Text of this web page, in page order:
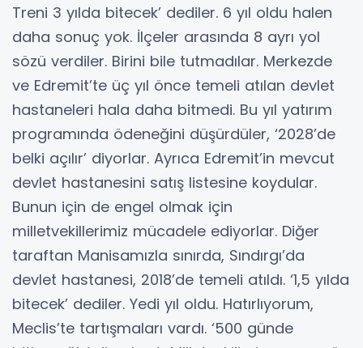
Treni 3 yılda bitecek’ dediler. 6 yıl oldu halen
daha sonuç yok. İlçeler arasında 8 ayrı yol
sözü verdiler. Birini bile tutmadılar. Merkezde
ve Edremit’te üç yıl önce temeli atılan devlet
hastaneleri hala daha bitmedi. Bu yıl yatırım
programında ödeneğini düşürdüler, ‘2028’de
belki açılır’ diyorlar. Ayrıca Edremit’in mevcut
devlet hastanesini satış listesine koydular.
Bunun için de engel olmak için
milletvekillerimiz mücadele ediyorlar. Diğer
taraftan Manisamızla sınırda, Sındırgı’da
devlet hastanesi, 2018’de temeli atıldı. ‘1,5 yılda
bitecek’ dediler. Yedi yıl oldu. Hatırlıyorum,
Meclis’te tartışmaları vardı. ‘500 günde